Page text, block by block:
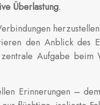
Überlastung.
den Anblick
Aufgabe beim
Erinnerungen –